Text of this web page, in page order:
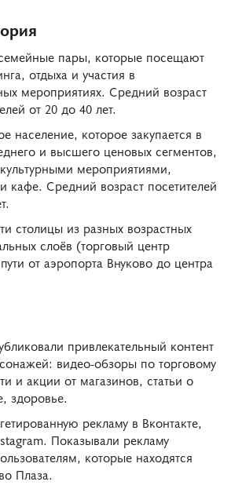
пары, которые посещают
отдыха и участия в
мероприятиях. Средний возраст
от 20 до 40 лет.
население, которое закупается в
и высшего ценовых сегментов,
культурными мероприятиями,
кафе. Средний возраст посетителей
столицы из разных возрастных
слоёв (торговый центр
от аэропорта Внуково до центра
привлекательный контент
видео-обзоры по торговому
и акции от магазинов, статьи о
здоровье.
рекламу в Вконтакте,
Показывали рекламу
которые находятся
Плаза.